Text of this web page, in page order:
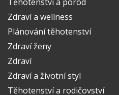
Zdraví a wellness
Plánování těhotenství
Zdraví ženy
Zdraví
Zdraví a životní styl
Těhotenství a rodičovství